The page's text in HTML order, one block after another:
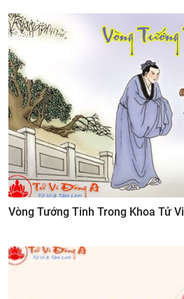
Vòng Tướng Tinh Trong Khoa Tử Vi